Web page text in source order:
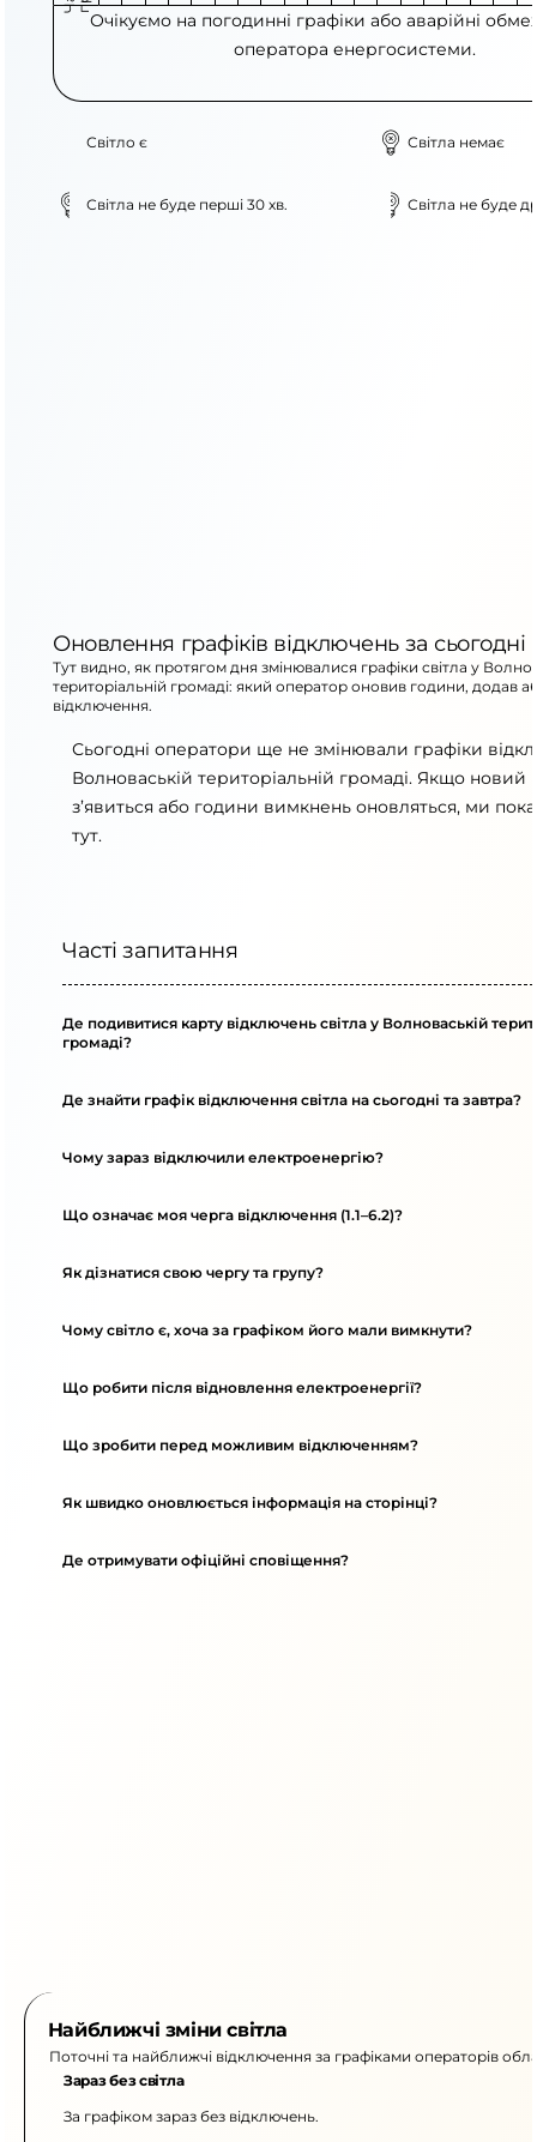
Очікуємо на погодинні графіки або аварійні
оператора енергосистеми.
Світло є Світла немає
Світла не буде перші 30 хв. Світла не буде
Оновлення графіків відключень за сьогодні
Тут видно, як протягом дня змінювалися графіки світла у
територіальній громаді: який оператор оновив години, додав
відключення.
Сьогодні оператори ще не змінювали графіки
Волноваській територіальній громаді. Якщо новий
з’явиться або години вимкнень оновляться, ми
тут.
Часті запитання
Де подивитися карту відключень світла у Волноваській
громаді?
Де знайти графік відключення світла на сьогодні та завтра?
Чому зараз відключили електроенергію?
Що означає моя черга відключення (1.1–6.2)?
Як дізнатися свою чергу та групу?
Чому світло є, хоча за графіком його мали вимкнути?
Що робити після відновлення електроенергії?
Що зробити перед можливим відключенням?
Як швидко оновлюється інформація на сторінці?
Де отримувати офіційні сповіщення?
Найближчі зміни світла
Поточні та найближчі відключення за графіками операторів
Зараз без світла
За графіком зараз без відключень.